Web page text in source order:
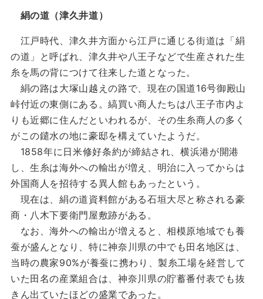
絹の道（津久井道）
江戸時代、津久井方面から江戸に通じる街道は「絹
の道」と呼ばれ、津久井や八王子などで生産された生
糸を馬の背につけて往来した道となった。
絹の路は大塚山越えの路で、現在の国道16号御殿山
峠付近の東側にある。縞買い商人たちは八王子市内よ
りも近郷に住んだといわれるが、その生糸商人の多く
がこの鑓水の地に豪邸を構えていたようだ。
1858年に日米修好条約が締結され、横浜港が開港
し、生糸は海外への輸出が増え、明治に入ってからは
外国商人を招待する異人館もあったという。
現在は、絹の道資料館がある石垣大尽と称される豪
商・八木下要衛門屋敷跡がある。
なお、海外への輸出が増えると、相模原地域でも養
蚕が盛んとなり、特に神奈川県の中でも田名地区は、
当時の農家90%が養蚕に携わり、製糸工場を経営して
いた田名の産業組合は、神奈川県の貯蓄番付表でも抜
きん出ていたほどの盛業であった。